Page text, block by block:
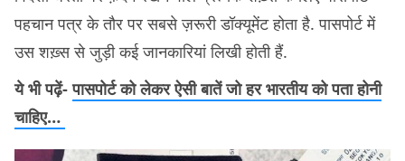
पहचान पत्र के तौर पर सबसे ज़रूरी डॉक्यूमेंट होता है. पासपोर्ट में
उस शख़्स से जुड़ी कई जानकारियां लिखी होती हैं.
ये भी पढ़ें-पासपोर्ट को लेकर ऐसी बातें जो हर भारतीय को पता होनी
चाहिए…